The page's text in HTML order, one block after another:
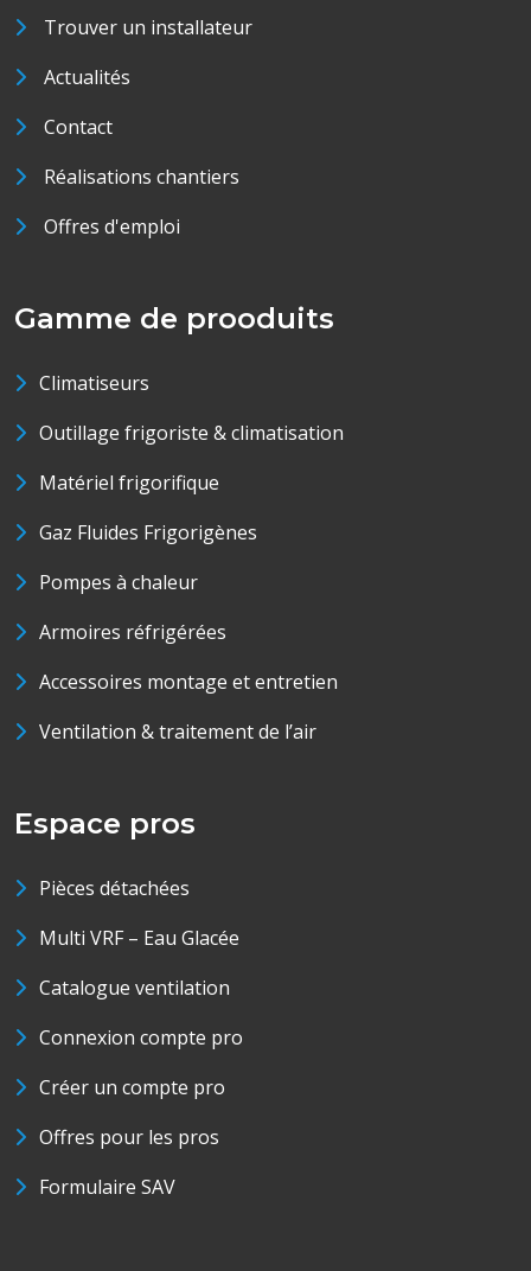
Trouver un installateur
Actualités
Contact
Réalisations chantiers
Offres d'emploi
Gamme de prooduits
Climatiseurs
Outillage frigoriste & climatisation
Matériel frigorifique
Gaz Fluides Frigorigènes
Pompes à chaleur
Armoires réfrigérées
Accessoires montage et entretien
Ventilation & traitement de l’air
Espace pros
Pièces détachées
Multi VRF – Eau Glacée
Catalogue ventilation
Connexion compte pro
Créer un compte pro
Offres pour les pros
Formulaire SAV